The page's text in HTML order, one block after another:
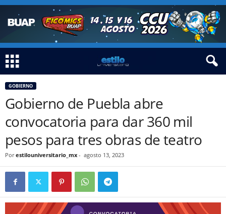
GOBIERNO
Gobierno de Puebla abre
convocatoria para dar 360 mil
pesos para tres obras de teatro
Por estilouniversitario_mx - agosto 13, 2023